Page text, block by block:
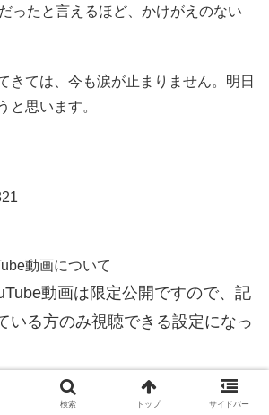
ったと言えるほど、かけがえのない
きては、今も涙が止まりません。明日
と思います。
動画について
動画は限定公開ですので、記
いる方のみ視聴できる設定になっ
検索 トップ サイドバー